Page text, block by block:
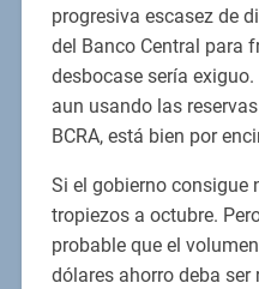
progresiva escasez de
del Banco Central para
desbocase sería
aun usando las
BCRA, está bien por
Si el gobierno consigue
tropiezos a octubre.
probable que el
dólares ahorro deba